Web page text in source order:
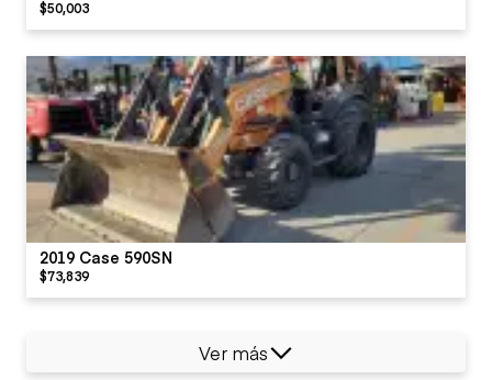
$50,003
2019 Case 590SN
$73,839
Ver más